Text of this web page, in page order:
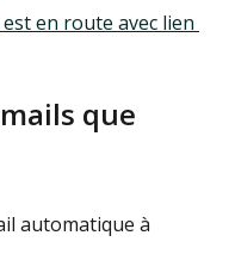
que
automatique à